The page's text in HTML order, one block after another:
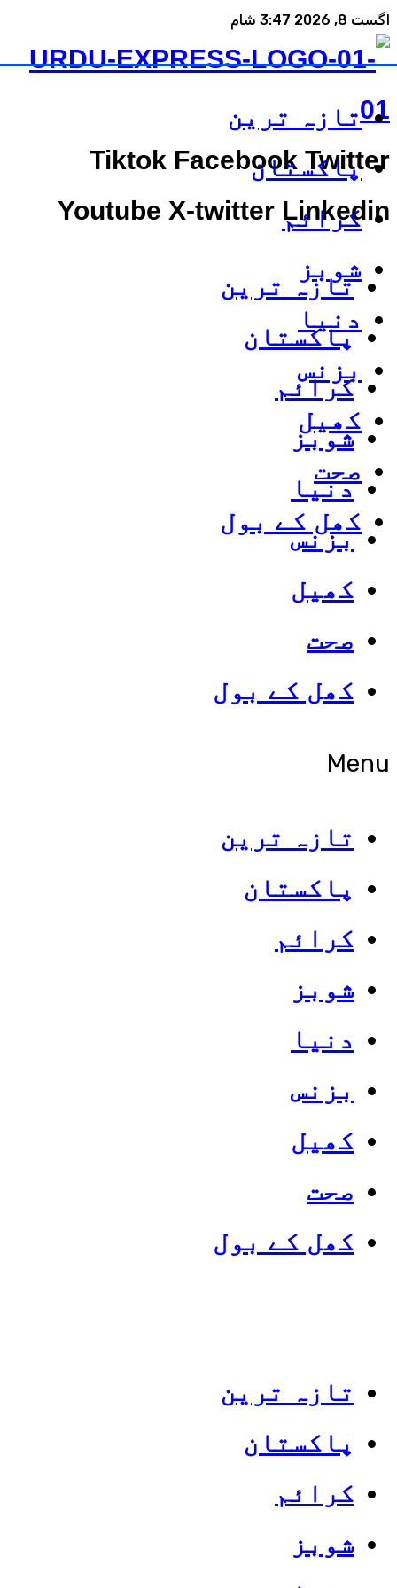
اگست 8, 2026 3:47 شام
Tiktok Facebook Twitter
Youtube X-twitter Linkedin
تازہ ترین
پاکستان
کرائم
شوبز
دنیا
بزنس
کھیل
صحت
کھل کے بول
Menu
تازہ ترین
پاکستان
کرائم
شوبز
دنیا
بزنس
کھیل
صحت
کھل کے بول
تازہ ترین
پاکستان
کرائم
شوبز
تازہ ترین
پاکستان
کرائم
شوبز
دنیا
بزنس
کھیل
صحت
کھل کے بول
Categories
Top News